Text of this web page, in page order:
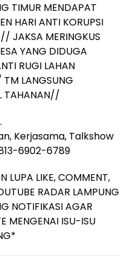
TIMUR MENDAPAT
HARI ANTI KORUPSI
JAKSA MERINGKUS
YANG DIDUGA
RUGI LAHAN
LANGSUNG
TAHANAN//
Kerjasama, Talkshow
6902-6789
LUPA LIKE, COMMENT,
RADAR LAMPUNG
NOTIFIKASI AGAR
MENGENAI ISU-ISU